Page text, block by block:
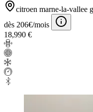
citroen marne-la-vallee
dès 206€/mois
18,990 €